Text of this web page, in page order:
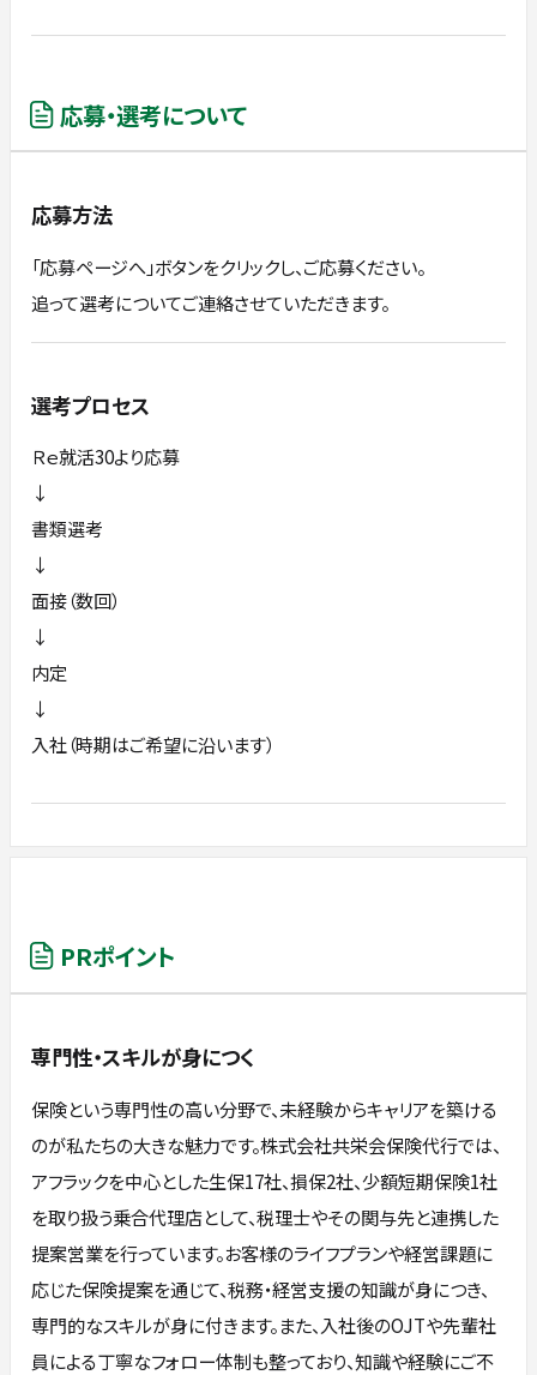
応募・選考について
応募方法
「応募ページへ」ボタンをクリックし、ご応募ください。
追って選考についてご連絡させていただきます。
選考プロセス
Ｒｅ就活30より応募
↓
書類選考
↓
面接（数回）
↓
内定
↓
入社（時期はご希望に沿います）
PRポイント
専門性・スキルが身につく
保険という専門性の高い分野で、未経験からキャリアを築ける
のが私たちの大きな魅力です。株式会社共栄会保険代行では、
アフラックを中心とした生保17社、損保2社、少額短期保険1社
を取り扱う乗合代理店として、税理士やその関与先と連携した
提案営業を行っています。お客様のライフプランや経営課題に
応じた保険提案を通じて、税務・経営支援の知識が身につき、
専門的なスキルが身に付きます。また、入社後のOJTや先輩社
員による丁寧なフォロー体制も整っており、知識や経験にご不